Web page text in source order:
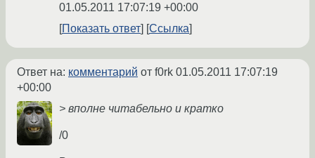
01.05.2011 17:07:19 +00:00
Показать ответ
Ссылка
Ответ на: комментарий от f0rk 01.05.2011 17:07:19
+00:00
> вполне читабельно и кратко
/0